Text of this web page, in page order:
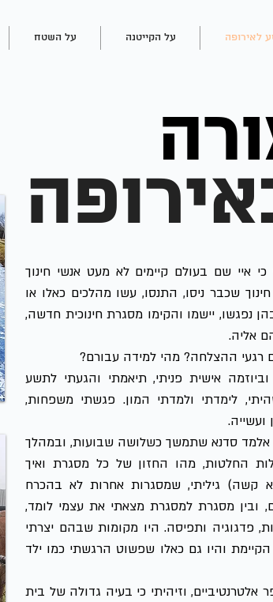
לאירופה על הקייטנה על השטח
כי איי שם בעולם קיימים לא מעט אנשי חינוך
שכבר ניסו, התנסו, עשו מהלכים כאלו או
נפגשו, יישמו והקימו מסגרת חינוכית חדשה,
אליה.
ההצלחה? מהי למידה עבורם?
אישית פניתי, תיאמתי והגעתי לתשע
לימדתי ולמדתי המון. פגשתי משפחות,
ועשייה.
סדנא שתמשך כשלושה שבועות, ובמהלך
החלטות, מהו החזון של כל מסגרת ואיך
קשה) גיליתי, שמסגרות אחרות לא בהכרח
ובין מסגרת למסגרת מצאתי את עצמי לומד,
פדגוגיה ותפיסה. היו מקומות שבהם יצרתי
והיו גם כאלו שפשוט הרגשתי כמו ילד
אלטרנטיביים, וזיהיתי כי בעיה גדולה של בית